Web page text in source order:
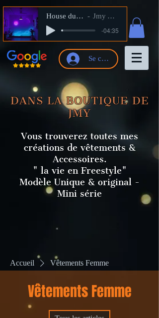
House du Shop Jmy Artiste
-04:35
Se connecter
DANS LA BOUTIQUE DE
JMY
Vous trouverez toutes mes
créations de vêtements &
Accessoires.
" la vie en Freestyle"
Modèle Unique & original -
Mini série
Accueil Vêtements Femme
Vêtements Femme